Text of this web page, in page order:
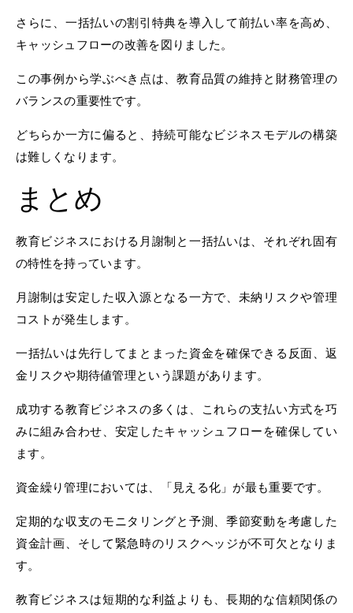
さらに、一括払いの割引特典を導入して前払い率を高め、
キャッシュフローの改善を図りました。
この事例から学ぶべき点は、教育品質の維持と財務管理の
バランスの重要性です。
どちらか一方に偏ると、持続可能なビジネスモデルの構築
は難しくなります。
まとめ
教育ビジネスにおける月謝制と一括払いは、それぞれ固有
の特性を持っています。
月謝制は安定した収入源となる一方で、未納リスクや管理
コストが発生します。
一括払いは先行してまとまった資金を確保できる反面、返
金リスクや期待値管理という課題があります。
成功する教育ビジネスの多くは、これらの支払い方式を巧
みに組み合わせ、安定したキャッシュフローを確保してい
ます。
資金繰り管理においては、「見える化」が最も重要です。
定期的な収支のモニタリングと予測、季節変動を考慮した
資金計画、そして緊急時のリスクヘッジが不可欠となりま
す。
教育ビジネスは短期的な利益よりも、長期的な信頼関係の